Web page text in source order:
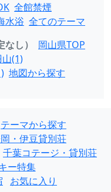
全館禁煙
水浴 全てのテーマ
し）
岡山県TOP
(1)
地図から探す
テーマから探す
・伊豆貸別荘
千葉コテージ・貸別荘
ー特集
お気に入り